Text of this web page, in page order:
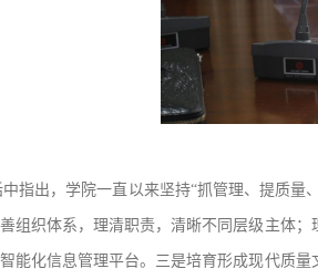
指出，学院一直以来坚持“抓管理、提质
组织体系，理清职责，清晰不同层级主体
能化信息管理平台。三是培育形成现代质